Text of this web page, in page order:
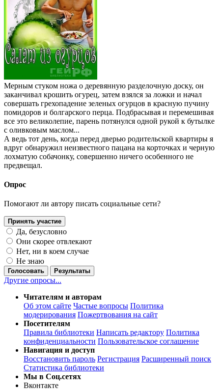
Мерным стуком ножа о деревянную разделочную доску, он
заканчивал крошить огурец, затем взялся за ложки и начал
совершать грехопадение зеленых огурцов в красную пучину
помидоров и болгарского перца. Подбрасывая и перемешивая
все это великолепие, парень потянулся одной рукой к бутылке
с оливковым маслом...
А ведь тот день, когда перед дверью родительской квартиры я
вдруг обнаружил неизвестного пацана на корточках и черную
лохматую собачонку, совершенно ничего особенного не
предвещал.
Опрос
Помогают ли автору писать социальные сети?
Принять участие
Да, безусловно
Они скорее отвлекают
Нет, ни в коем случае
Не знаю
Голосовать Результаты
Другие опросы...
Читателям и авторам
Об этом сайте Частые вопросы Политика
модерирования Пожертвования на сайт
Посетителям
Правила библиотеки Написать редактору Политика
конфиденциальности Пользовательское соглашение
Навигация и доступ
Восстановить пароль Регистрация Расширенный поиск
Статистика библиотеки
Мы в Соц.сетях
Вконтакте